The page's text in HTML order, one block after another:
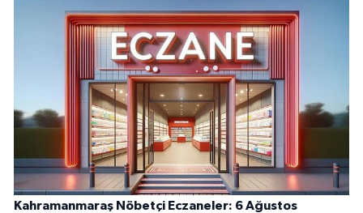
Kahramanmaraş Nöbetçi Eczaneler: 6 Ağustos